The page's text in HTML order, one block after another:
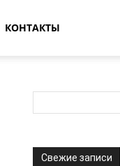
КОНТАКТЫ
Свежие записи